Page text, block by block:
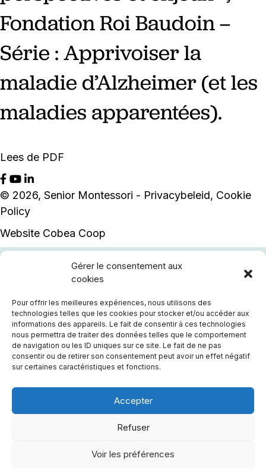
Gérer le consentement aux
cookies
Pour offrir les meilleures expériences, nous utilisons des
technologies telles que les cookies pour stocker et/ou accéder aux
informations des appareils. Le fait de consentir à ces technologies
nous permettra de traiter des données telles que le comportement
de navigation ou les ID uniques sur ce site. Le fait de ne pas
consentir ou de retirer son consentement peut avoir un effet négatif
sur certaines caractéristiques et fonctions.
Accepter
Refuser
Voir les préférences
Fondation Roi Baudoin –
Série : Apprivoiser la
maladie d’Alzheimer (et les
maladies apparentées).
Lees de PDF
© 2026, Senior Montessori - Privacybeleid, Cookie
Policy
Website Cobea Coop
Notre offre de service
Activités
Qui sommes-nous?
Méthode Montessori